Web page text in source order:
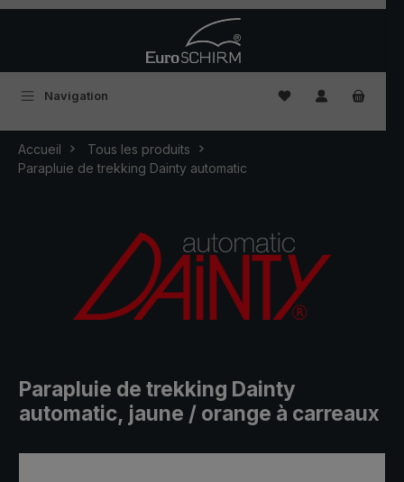
Navigation Vous avez 0
Accueil
Tous les produits
Parapluie de trekking Dainty automatic
Parapluie de trekking Dainty
automatic, jaune / orange à carreaux